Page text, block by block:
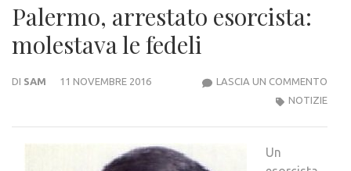
Palermo, arrestato esorcista:
molestava le fedeli
DI SAM 11 NOVEMBRE 2016 LASCIA UN COMMENTO
NOTIZIE
Un